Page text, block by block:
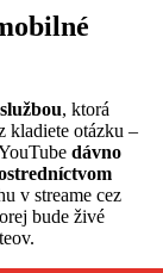
, ktorá
kladiete otázku –
dávno
v streame cez
bude živé